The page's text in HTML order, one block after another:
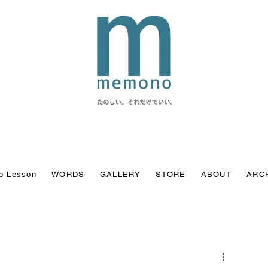
Lesson WORDS GALLERY STORE ABOUT